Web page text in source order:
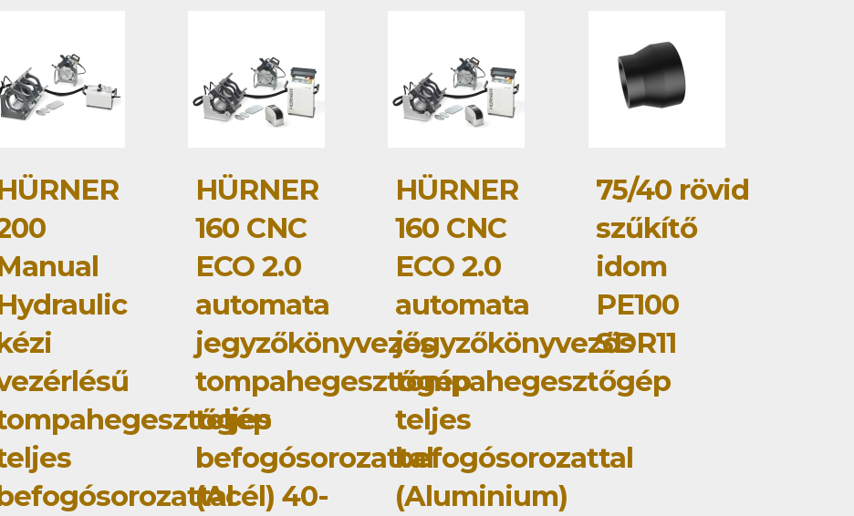
HÜRNER
160 CNC
ECO 2.0
automata
jegyzőkönyvezős
tompahegesztőgép
teljes
befogósorozattal
(Acél) 40-
HÜRNER
160 CNC
ECO 2.0
automata
jegyzőkönyvezős
tompahegesztőgép
teljes
befogósorozattal
(Aluminium)
75/40 rövid
szűkítő
idom
PE100
SDR11